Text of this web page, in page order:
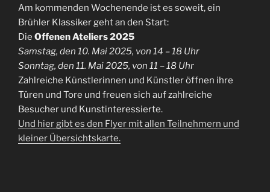
Am kommenden Wochenende ist es soweit, ein
Brühler Klassiker geht an den Start:
Die Offenen Ateliers 2025
Samstag, den 10. Mai 2025, von 14 – 18 Uhr
Sonntag, den 11. Mai 2025, von 11 – 18 Uhr
Zahlreiche Künstlerinnen und Künstler öffnen ihre
Türen und Tore und freuen sich auf zahlreiche
Besucher und Kunstinteressierte.
Und hier gibt es den Flyer mit allen Teilnehmern und
kleiner Übersichtskarte.